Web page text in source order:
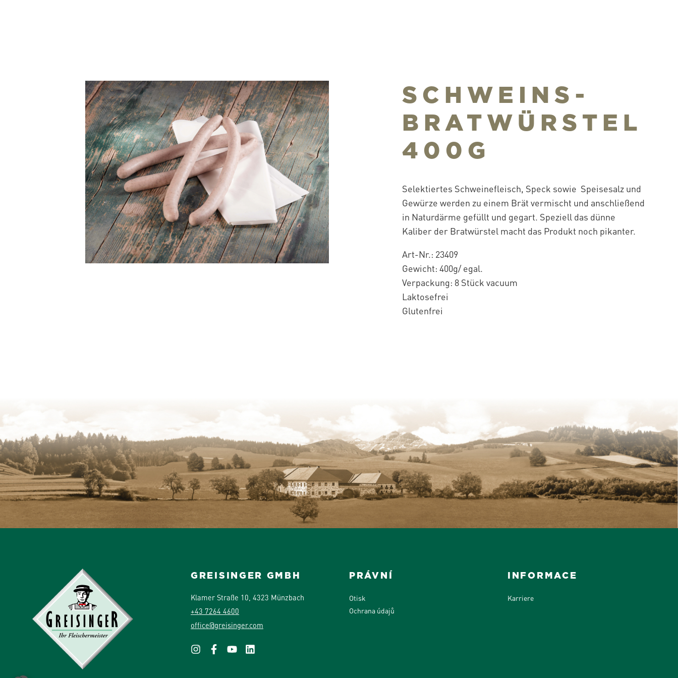
SCHWEINS-
BRATWÜRSTEL
400G
Selektiertes Schweinefleisch, Speck sowie Speisesalz und
Gewürze werden zu einem Brät vermischt und anschließend
in Naturdärme gefüllt und gegart. Speziell das dünne
Kaliber der Bratwürstel macht das Produkt noch pikanter.
Art-Nr.: 23409
Gewicht: 400g/ egal.
Verpackung: 8 Stück vacuum
Laktosefrei
Glutenfrei
GREISINGER GMBH
Klamer Straße 10, 4323 Münzbach
+43 7264 4600
office@greisinger.com
PRÁVNÍ
Otisk
Ochrana údajů
INFORMACE
Karriere